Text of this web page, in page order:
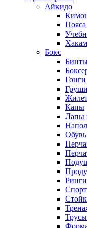
Айкидо
Пояса
Бокс
Гонги
Капы
Лапы
Обувь